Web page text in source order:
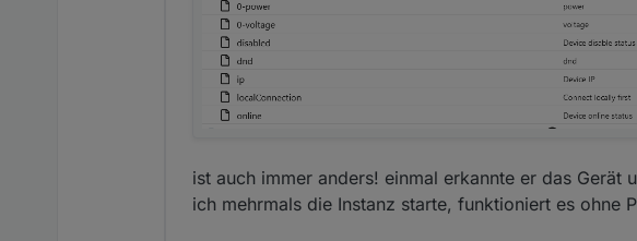
ist auch immer anders! einmal erkannte er das
ich mehrmals die Instanz starte, funktioniert es ohne